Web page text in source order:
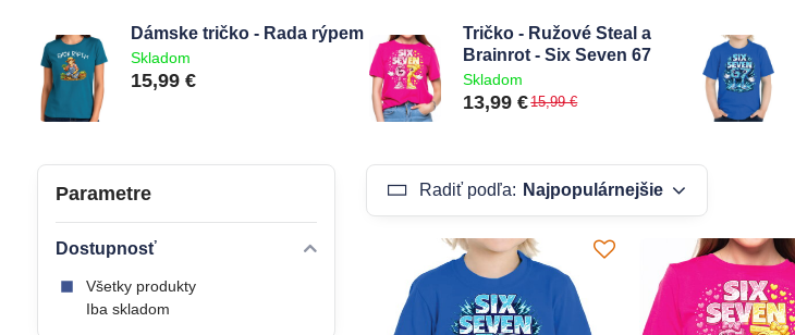
Dámske tričko - Rada rýpem
Skladom
15,99 €
Tričko - Ružové Steal a
Brainrot - Six Seven 67
Skladom
13,99 €15,99 €
Radiť podľa: Najpopulárnejšie
Parametre
Dostupnosť
Všetky produkty
Iba skladom